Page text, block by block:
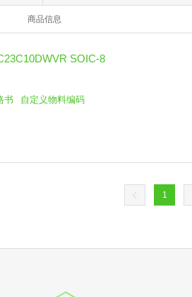
商品信息
SOIC-8
书 自定义物料编码
1